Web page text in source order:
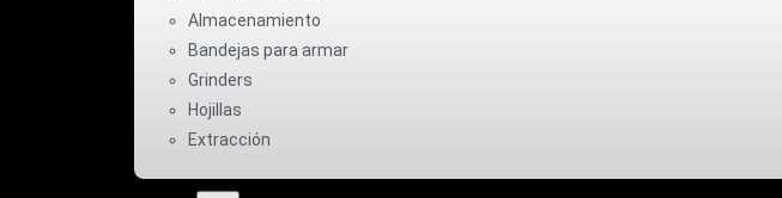
Almacenamiento
Bandejas para armar
Grinders
Hojillas
Extracción